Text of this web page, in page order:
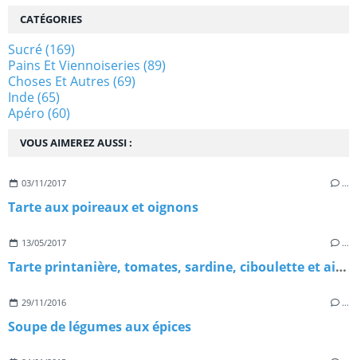
VOUS AIMEREZ AUSSI :
03/11/2017 …
Tarte aux poireaux et oignons
13/05/2017 …
Tarte printanière, tomates, sardine, ciboulette et ail des ours
29/11/2016 …
Soupe de légumes aux épices
CATÉGORIES
Sucré(169)
Pains Et Viennoiseries (89)
Choses Et Autres (69)
Inde(65)
Apéro (60)